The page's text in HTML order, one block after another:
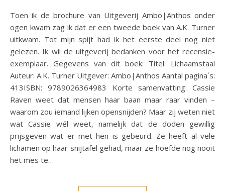
Toen ik de brochure van Uitgeverij Ambo|Anthos onder
ogen kwam zag ik dat er een tweede boek van A.K. Turner
uitkwam. Tot mijn spijt had ik het eerste deel nog niet
gelezen. Ik wil de uitgeverij bedanken voor het recensie-
exemplaar. Gegevens van dit boek: Titel: Lichaamstaal
Auteur: A.K. Turner Uitgever: Ambo|Anthos Aantal pagina´s:
413ISBN: 9789026364983 Korte samenvatting: Cassie
Raven weet dat mensen haar baan maar raar vinden –
waarom zou iemand lijken opensnijden? Maar zij weten niet
wat Cassie wél weet, namelijk dat de doden gewillig
prijsgeven wat er met hen is gebeurd. Ze heeft al vele
lichamen op haar snijtafel gehad, maar ze hoefde nog nooit
het mes te…